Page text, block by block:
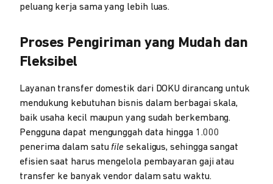
peluang kerja sama yang lebih luas.
Proses Pengiriman yang Mudah dan
Fleksibel
Layanan transfer domestik dari DOKU dirancang untuk
mendukung kebutuhan bisnis dalam berbagai skala,
baik usaha kecil maupun yang sudah berkembang.
Pengguna dapat mengunggah data hingga 1.000
penerima dalam satu file sekaligus, sehingga sangat
efisien saat harus mengelola pembayaran gaji atau
transfer ke banyak vendor dalam satu waktu.